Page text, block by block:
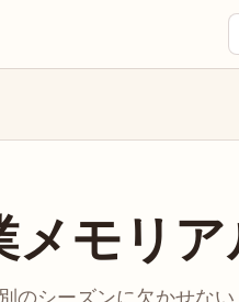
メモリ
のシーズンに欠かせな